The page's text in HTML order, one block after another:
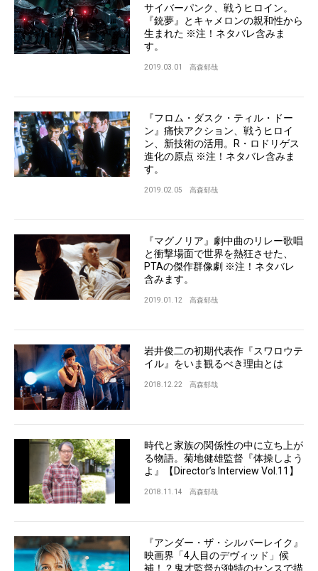
サイバーパンク、戦うヒロイン。
『銃夢』とキャメロンの親和性から
生まれた ※注！ネタバレ含みま
す。
2019.03.01 高森郁哉
『フロム・ダスク・ティル・ドー
ン』痛快アクション、戦うヒロイ
ン、新技術の活用。R・ロドリゲス
進化の原点 ※注！ネタバレ含みま
す。
2019.02.05 高森郁哉
『マグノリア』劇中曲のリレー歌唱
と衝撃場面で世界を熱狂させた、
PTAの傑作群像劇 ※注！ネタバレ
含みます。
2019.01.12 高森郁哉
岩井俊二の初期代表作『スワロウテ
イル』をいま観るべき理由とは
2018.12.22 高森郁哉
時代と家族の関係性の中に立ち上が
る物語。菊地健雄監督『体操しよう
よ』【Director’s Interview Vol.11】
2018.11.14 高森郁哉
『アンダー・ザ・シルバーレイク』
映画界「4人目のデヴィッド」候
補！？鬼才監督が独特のセンスで描